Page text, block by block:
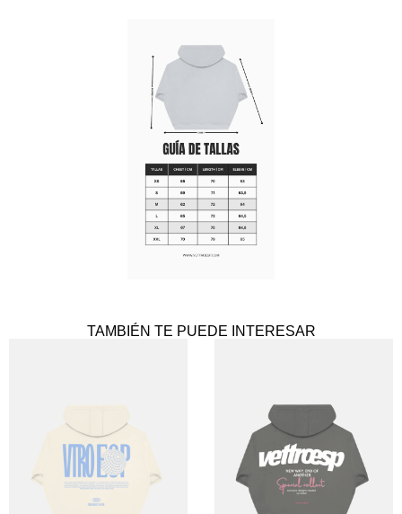
TAMBIÉN TE PUEDE INTERESAR